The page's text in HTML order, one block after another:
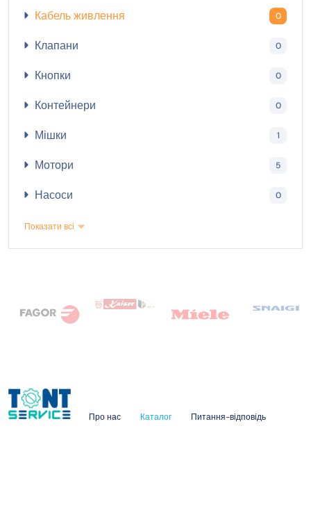
Кабель живлення 0
Клапани 0
Кнопки 0
Контейнери 0
Мішки 1
Мотори 5
Насоси 0
Показати всі
Про нас Каталог Питання-відповідь